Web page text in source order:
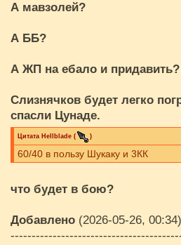
А мавзолей?
А ББ?
А ЖП на ебало и придавить?
Слизнячков будет легко
спасли Цунаде.
Цитата Hellblade ( )
60/40 в пользу Шукаку и 3КК
что будет в бою?
Добавлено (2026-05-26, 00:34)